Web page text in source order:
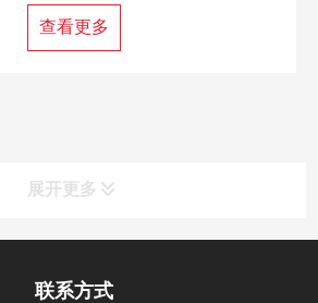
查看更多
展开更多
联系方式